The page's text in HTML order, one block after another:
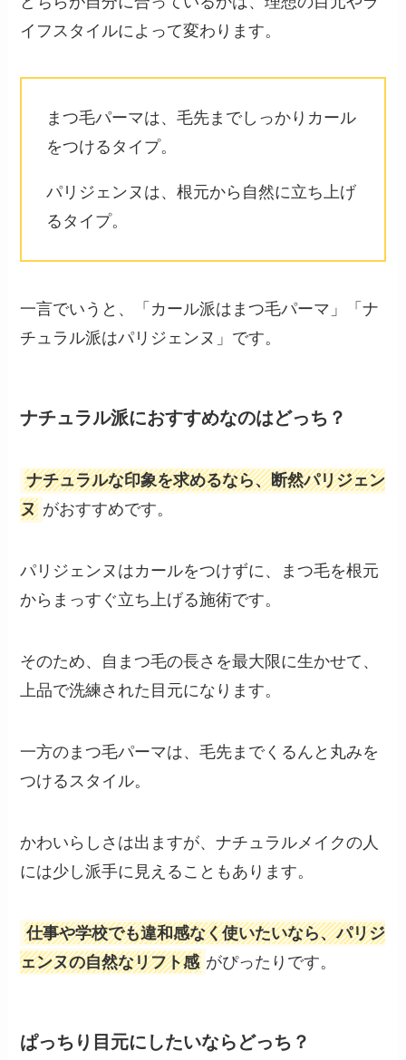
イフスタイルによって変わります。
まつ毛パーマは、毛先までしっかりカール
をつけるタイプ。
パリジェンヌは、根元から自然に立ち上げ
るタイプ。
一言でいうと、「カール派はまつ毛パーマ」「ナ
チュラル派はパリジェンヌ」です。
ナチュラル派におすすめなのはどっち？
ナチュラルな印象を求めるなら、断然パリジェン
ヌ がおすすめです。
パリジェンヌはカールをつけずに、まつ毛を根元
からまっすぐ立ち上げる施術です。
そのため、自まつ毛の長さを最大限に生かせて、
上品で洗練された目元になります。
一方のまつ毛パーマは、毛先までくるんと丸みを
つけるスタイル。
かわいらしさは出ますが、ナチュラルメイクの人
には少し派手に見えることもあります。
仕事や学校でも違和感なく使いたいなら、パリジ
ェンヌの自然なリフト感 がぴったりです。
ぱっちり目元にしたいならどっち？